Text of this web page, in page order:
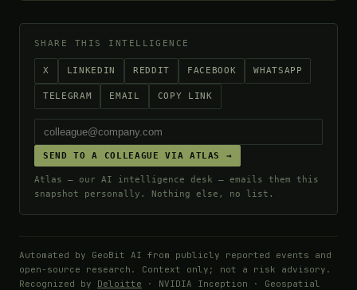
SHARE THIS INTELLIGENCE
X LINKEDIN REDDIT FACEBOOK WHATSAPP
TELEGRAM EMAIL COPY LINK
SEND TO A COLLEAGUE VIA ATLAS →
Atlas — our AI intelligence desk — emails them this
snapshot personally. Nothing else, no list.
Automated by GeoBit AI from publicly reported events and
open-source research. Context only; not a risk advisory.
Recognized by Deloitte · NVIDIA Inception · Geospatial